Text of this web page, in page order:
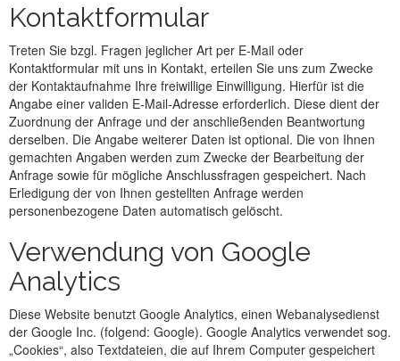
Kontaktformular
Treten Sie bzgl. Fragen jeglicher Art per E-Mail oder
Kontaktformular mit uns in Kontakt, erteilen Sie uns zum Zwecke
der Kontaktaufnahme Ihre freiwillige Einwilligung. Hierfür ist die
Angabe einer validen E-Mail-Adresse erforderlich. Diese dient der
Zuordnung der Anfrage und der anschließenden Beantwortung
derselben. Die Angabe weiterer Daten ist optional. Die von Ihnen
gemachten Angaben werden zum Zwecke der Bearbeitung der
Anfrage sowie für mögliche Anschlussfragen gespeichert. Nach
Erledigung der von Ihnen gestellten Anfrage werden
personenbezogene Daten automatisch gelöscht.
Verwendung von Google
Analytics
Diese Website benutzt Google Analytics, einen Webanalysedienst
der Google Inc. (folgend: Google). Google Analytics verwendet sog.
„Cookies“, also Textdateien, die auf Ihrem Computer gespeichert